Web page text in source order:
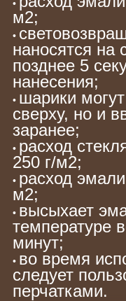
•
м2;
•
наносятся на
позднее 5
нанесения;
• шарики
сверху, но и
заранее;
• расход
250 г/м2;
• расход
м2;
• высыхает
температуре
минут;
• во время
следует
перчатками.